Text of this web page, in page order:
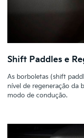
Shift Paddles e
As borboletas (shift
nível de regeneração da
modo de condução.